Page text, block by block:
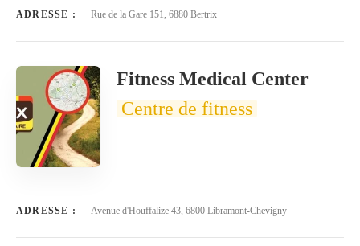
ADRESSE : Rue de la Gare 151, 6880 Bertrix
Fitness Medical Center
Centre de fitness
ADRESSE : Avenue d'Houffalize 43, 6800 Libramont-Chevigny